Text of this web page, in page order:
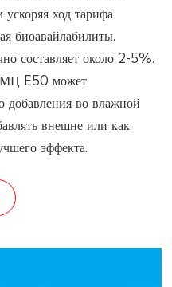
ход тарифа
биоавайлабилиты.
составляет около 2-5%.
E50 может
добавления во влажной
внешне или как
эффекта.